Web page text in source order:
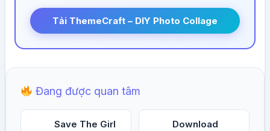
Tải ThemeCraft – DIY Photo Collage
Đang được quan tâm
Save The Girl
Download